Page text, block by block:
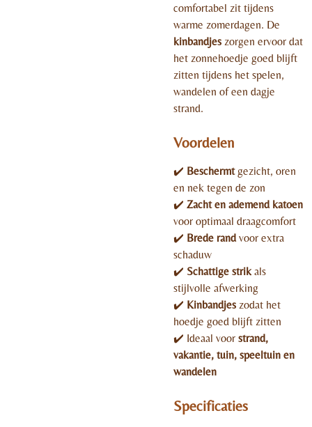
comfortabel zit tijdens
warme zomerdagen. De
kinbandjes zorgen ervoor dat
het zonnehoedje goed blijft
zitten tijdens het spelen,
wandelen of een dagje
strand.
Voordelen
✔️ Beschermtgezicht, oren
en nek tegen de zon
✔️ Zacht en ademend katoen
voor optimaal draagcomfort
✔️ Brede randvoor extra
schaduw
✔️ Schattige strikals
stijlvolle afwerking
✔️ Kinbandjes zodat het
hoedje goed blijft zitten
✔️ Ideaal voor strand,
vakantie, tuin, speeltuin en
wandelen
Specificaties